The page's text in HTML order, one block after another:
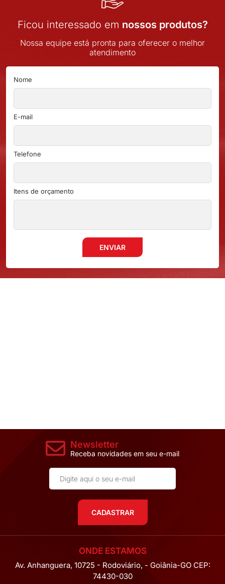
Ficou interessado em nossos produtos?
Nossa equipe está pronta para oferecer o melhor
atendimento
Nome
E-mail
Telefone
Itens de orçamento
ENVIAR
Newsletter
Receba novidades em seu e-mail
CADASTRAR
ONDE ESTAMOS
Av. Anhanguera, 10725 - Rodoviário, - Goiânia-GO CEP:
74430-030